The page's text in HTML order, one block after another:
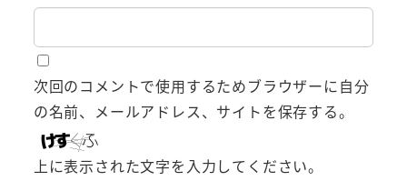
次回のコメントで使用するためブラウザーに自分
の名前、メールアドレス、サイトを保存する。
上に表示された文字を入力してください。